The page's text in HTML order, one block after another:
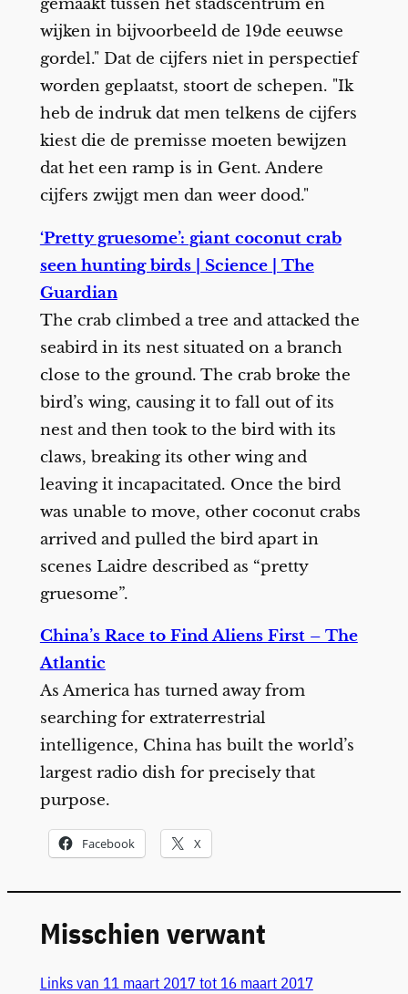
gemaakt tussen het stadscentrum en
wijken in bijvoorbeeld de 19de eeuwse
gordel." Dat de cijfers niet in perspectief
worden geplaatst, stoort de schepen. "Ik
heb de indruk dat men telkens de cijfers
kiest die de premisse moeten bewijzen
dat het een ramp is in Gent. Andere
cijfers zwijgt men dan weer dood."
‘Pretty gruesome’: giant coconut crab
seen hunting birds | Science | The
Guardian
The crab climbed a tree and attacked the
seabird in its nest situated on a branch
close to the ground. The crab broke the
bird’s wing, causing it to fall out of its
nest and then took to the bird with its
claws, breaking its other wing and
leaving it incapacitated. Once the bird
was unable to move, other coconut crabs
arrived and pulled the bird apart in
scenes Laidre described as “pretty
gruesome”.
China’s Race to Find Aliens First – The
Atlantic
As America has turned away from
searching for extraterrestrial
intelligence, China has built the world’s
largest radio dish for precisely that
purpose.
Facebook X
Misschien verwant
Links van 11 maart 2017 tot 16 maart 2017